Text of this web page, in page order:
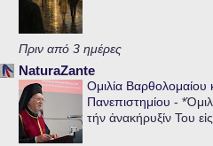
Πριν από 3 ημέρες
NaturaZante
Ομιλία Βαρθολομαίου
Πανεπιστημίου -
τήν ἀνακήρυξίν Του